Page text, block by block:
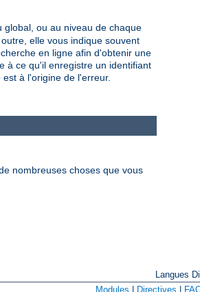
ou au niveau de chaque
elle vous indique souvent
en ligne afin d'obtenir une
à ce qu'il enregistre un identifiant
à l'origine de l'erreur.
nombreuses choses que vous
Langues
Modules Directives